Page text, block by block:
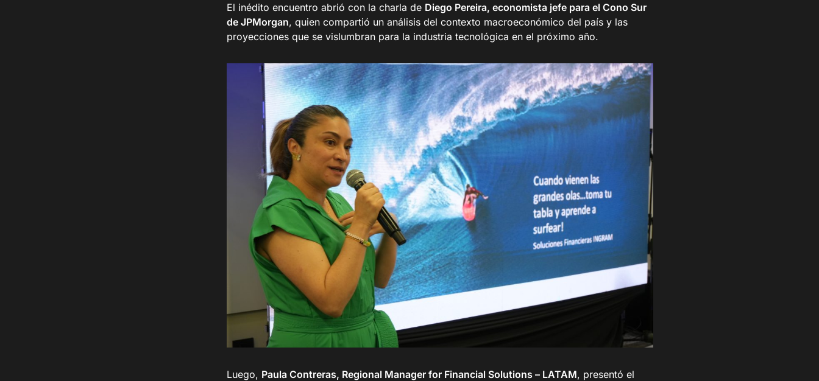
El inédito encuentro abrió con la charla de Diego Pereira, economista jefe para el Cono Sur
de JPMorgan, quien compartió un análisis del contexto macroeconómico del país y las
proyecciones que se vislumbran para la industria tecnológica en el próximo año.
Luego, Paula Contreras, Regional Manager for Financial Solutions – LATAM, presentó el